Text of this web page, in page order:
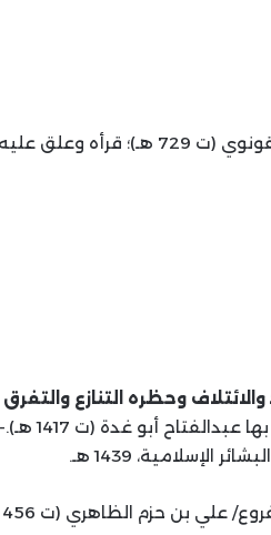
/ علاء الدين علي بن إسماعيل القونوي (ت 729 هـ)؛
وحظره التنازع
1439 هـ.
علي بن حزم الظاهري (ت 456 هـ).